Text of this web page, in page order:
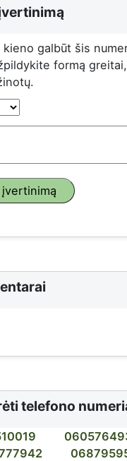
galbūt šis
formą
telefono